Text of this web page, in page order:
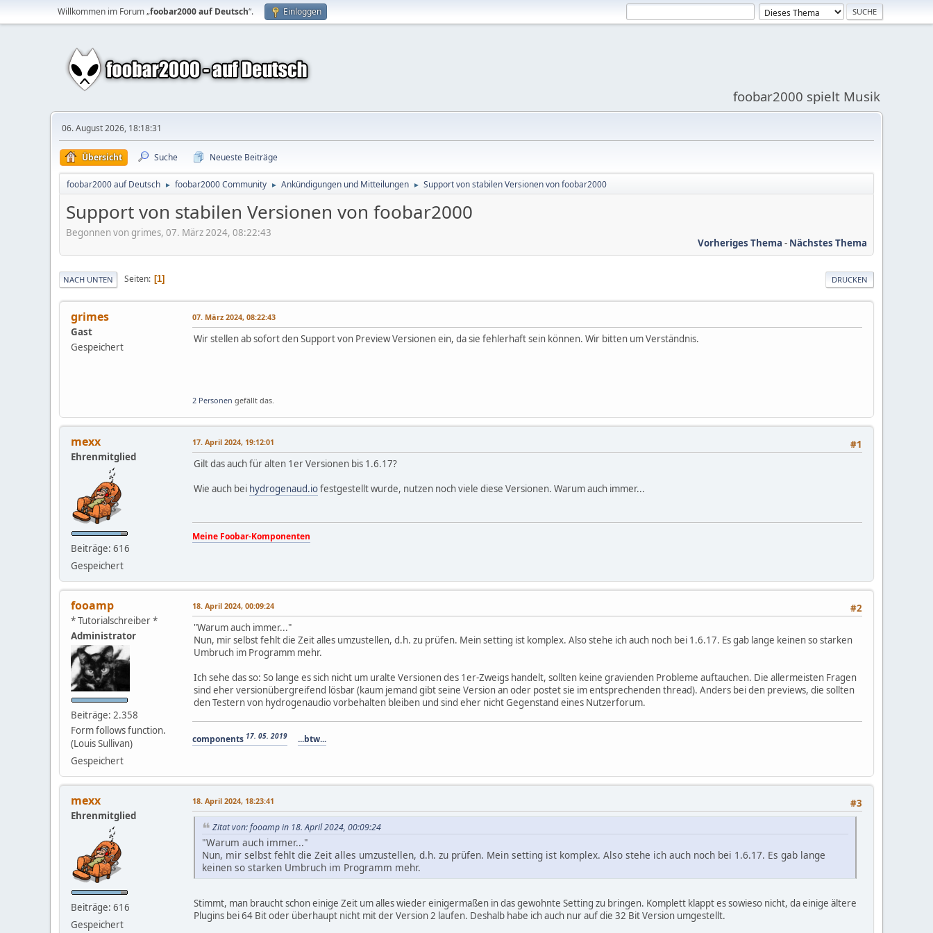
Willkommen im Forum „foobar2000 auf Deutsch“. Einloggen
foobar2000 spielt Musik
06. August 2026, 18:18:31
Übersicht Suche Neueste Beiträge
foobar2000 auf Deutsch ► foobar2000 Community ► Ankündigungen und Mitteilungen ► Support von stabilen Versionen von foobar2000
Support von stabilen Versionen von foobar2000
Begonnen von grimes, 07. März 2024, 08:22:43
Vorheriges Thema - Nächstes Thema
DRUCKEN
NACH UNTEN Seiten 1
grimes
Gast
Gespeichert
07. März 2024, 08:22:43
Wir stellen ab sofort den Support von Preview Versionen ein, da sie fehlerhaft sein können. Wir bitten um Verständnis.
2 Personen gefällt das.
mexx
Ehrenmitglied
Beiträge: 616
Gespeichert
#1
17. April 2024, 19:12:01
Gilt das auch für alten 1er Versionen bis 1.6.17?
Wie auch bei hydrogenaud.iofestgestellt wurde, nutzen noch viele diese Versionen. Warum auch immer...
Meine Foobar-Komponenten
fooamp
* Tutorialschreiber *
Administrator
Beiträge: 2.358
Form follows function.
(Louis Sullivan)
Gespeichert
#2
18. April 2024, 00:09:24
"Warum auch immer..."
Nun, mir selbst fehlt die Zeit alles umzustellen, d.h. zu prüfen. Mein setting ist komplex. Also stehe ich auch noch bei 1.6.17. Es gab lange keinen so starken
Umbruch im Programm mehr.
Ich sehe das so: So lange es sich nicht um uralte Versionen des 1er-Zweigs handelt, sollten keine gravienden Probleme auftauchen. Die allermeisten Fragen
sind eher versionübergreifend lösbar (kaum jemand gibt seine Version an oder postet sie im entsprechenden thread). Anders bei den previews, die sollten
den Testern von hydrogenaudio vorbehalten bleiben und sind eher nicht Gegenstand eines Nutzerforum.
components 17. 05. 2019 ...btw...
mexx
Ehrenmitglied
Beiträge: 616
Gespeichert
#3
18. April 2024, 18:23:41
Zitat von: fooamp in 18. April 2024, 00:09:24
"Warum auch immer..."
Nun, mir selbst fehlt die Zeit alles umzustellen, d.h. zu prüfen. Mein setting ist komplex. Also stehe ich auch noch bei 1.6.17. Es gab lange
keinen so starken Umbruch im Programm mehr.
Stimmt, man braucht schon einige Zeit um alles wieder einigermaßen in das gewohnte Setting zu bringen. Komplett klappt es sowieso nicht, da einige ältere
Plugins bei 64 Bit oder überhaupt nicht mit der Version 2 laufen. Deshalb habe ich auch nur auf die 32 Bit Version umgestellt.